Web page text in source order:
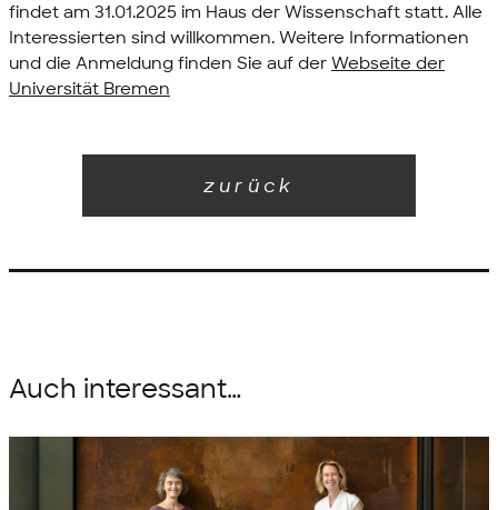
findet am 31.01.2025 im Haus der Wissenschaft statt. Alle
Interessierten sind willkommen. Weitere Informationen
und die Anmeldung finden Sie auf der Webseite der
Universität Bremen
zurück
Auch interessant…